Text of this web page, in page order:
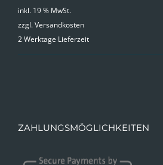
inkl. 19 % MwSt.
zzgl.Versandkosten
2 Werktage Lieferzeit
ZAHLUNGSMÖGLICHKEITEN